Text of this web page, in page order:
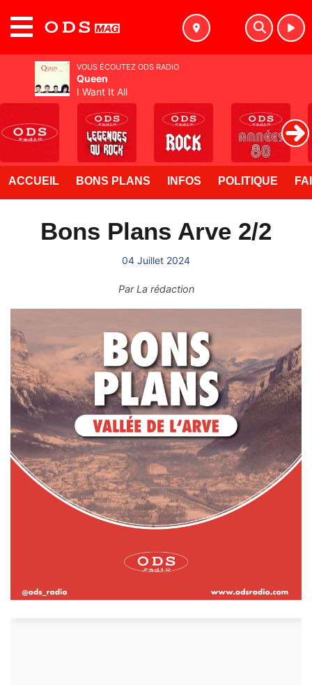
ACCUEIL BONS PLANS INFOS POLITIQUE
Bons Plans Arve 2/2
04 Juillet 2024
ParLa rédaction
VOUS ÉCOUTEZ ODS RADIO
Queen
I Want It All